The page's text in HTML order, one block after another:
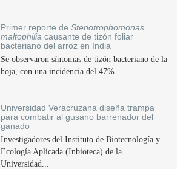
Primer reporte de Stenotrophomonas
maltophilia causante de tizón foliar
bacteriano del arroz en India
Se observaron síntomas de tizón bacteriano de la
hoja, con una incidencia del 47%...
Universidad Veracruzana diseña trampa
para combatir al gusano barrenador del
ganado
Investigadores del Instituto de Biotecnología y
Ecología Aplicada (Inbioteca) de la
Universidad...